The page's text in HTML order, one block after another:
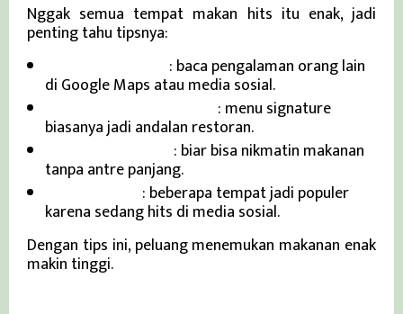
Nggak semua tempat makan hits itu enak, jadi
penting tahu tipsnya:
: baca pengalaman orang lain
di Google Maps atau media sosial.
: menu signature
biasanya jadi andalan restoran.
: biar bisa nikmatin makanan
tanpa antre panjang.
: beberapa tempat jadi populer
karena sedang hits di media sosial.
Dengan tips ini, peluang menemukan makanan enak
makin tinggi.